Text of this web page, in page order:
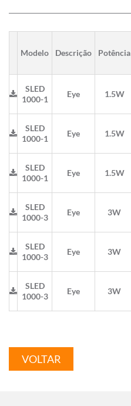
Modelo Descrição Potência
SLED
1000-1
Eye 1.5W
SLED
1000-1
Eye 1.5W
SLED
1000-1
Eye 1.5W
SLED
1000-3
Eye 3W
SLED
1000-3
Eye 3W
SLED
1000-3
Eye 3W
VOLTAR